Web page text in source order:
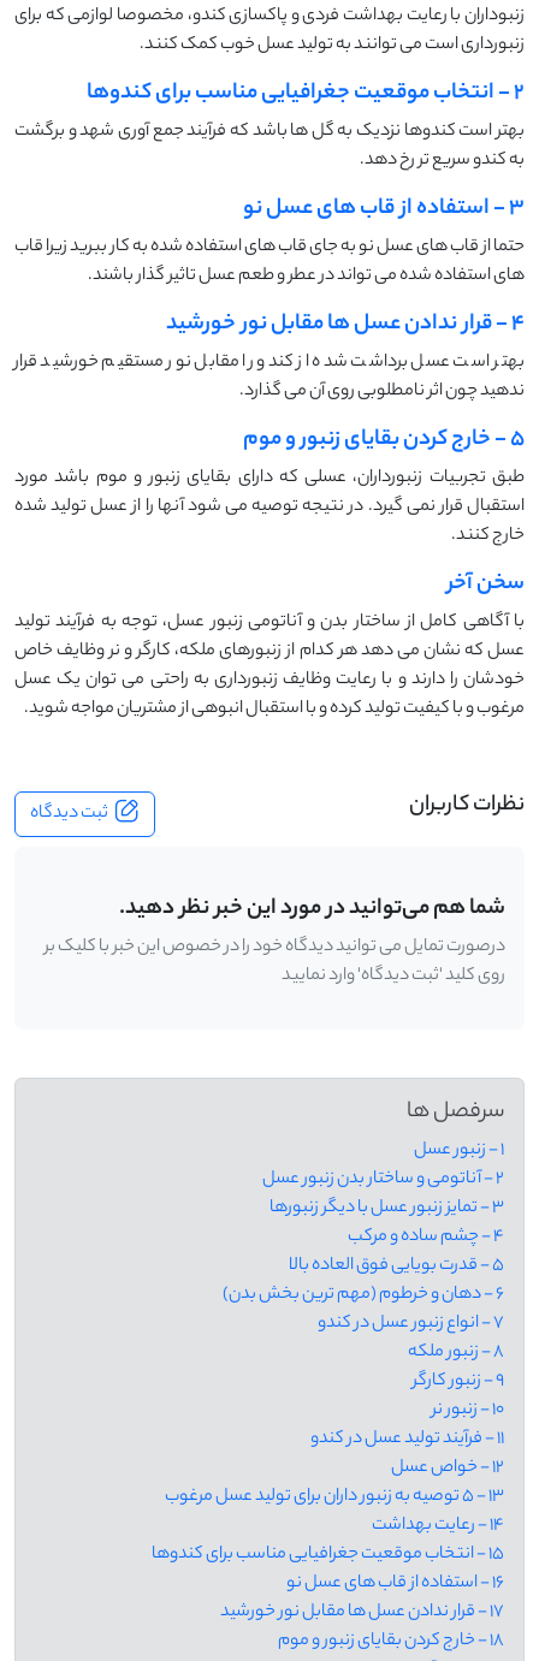
زنبوداران با رعایت بهداشت فردی و پاکسازی کندو، مخصوصا لوازمی که برای
زنبورداری است می توانند به تولید عسل خوب کمک کنند.
2 - انتخاب موقعیت جغرافیایی مناسب برای کندوها
بهتر است کندوها نزدیک به گل ها باشد که فرآیند جمع آوری شهد و برگشت
به کندو سریع تر رخ دهد.
3 - استفاده از قاب های عسل نو
حتما از قاب های عسل نو به جای قاب های استفاده شده به کار ببرید زیرا قاب
های استفاده شده می تواند در عطر و طعم عسل تاثیر گذار باشند.
4 - قرار ندادن عسل ها مقابل نور خورشید
بهتر است عسل برداشت شده از کندو را مقابل نور مستقیم خورشید قرار
ندهید چون اثر نامطلوبی روی آن می گذارد.
5 - خارج کردن بقایای زنبور و موم
طبق تجربیات زنبورداران، عسلی که دارای بقایای زنبور و موم باشد مورد
استقبال قرار نمی گیرد. در نتیجه توصیه می شود آنها را از عسل تولید شده
خارج کنند.
سخن آخر
با آگاهی کامل از ساختار بدن و آناتومی زنبور عسل، توجه به فرآیند تولید
عسل که نشان می دهد هر کدام از زنبورهای ملکه، کارگر و نر وظایف خاص
خودشان را دارند و با رعایت وظایف زنبورداری به راحتی می توان یک عسل
مرغوب و با کیفیت تولید کرده و با استقبال انبوهی از مشتریان مواجه شوید.
نظرات کاربران ثبت دیدگاه
شما هم می‌توانید در مورد این خبر نظر دهید.
درصورت تمایل می توانید دیدگاه خود را در خصوص این خبر با کلیک بر
روی کلید 'ثبت دیدگاه' وارد نمایید
سرفصل ها
1 - زنبور عسل
2 - آناتومی و ساختار بدن زنبور عسل
3 - تمایز زنبور عسل با دیگر زنبورها
4 - چشم ساده و مرکب
5 - قدرت بویایی فوق العاده بالا
6 - دهان و خرطوم (مهم ترین بخش بدن)
7 - انواع زنبور عسل در کندو
8 - زنبور ملکه
9 - زنبور کارگر
10 - زنبور نر
11 - فرآیند تولید عسل در کندو
12 - خواص عسل
13 - 5 توصیه به زنبور داران برای تولید عسل مرغوب
14 - رعایت بهداشت
15 - انتخاب موقعیت جغرافیایی مناسب برای کندوها
16 - استفاده از قاب های عسل نو
17 - قرار ندادن عسل ها مقابل نور خورشید
18 - خارج کردن بقایای زنبور و موم